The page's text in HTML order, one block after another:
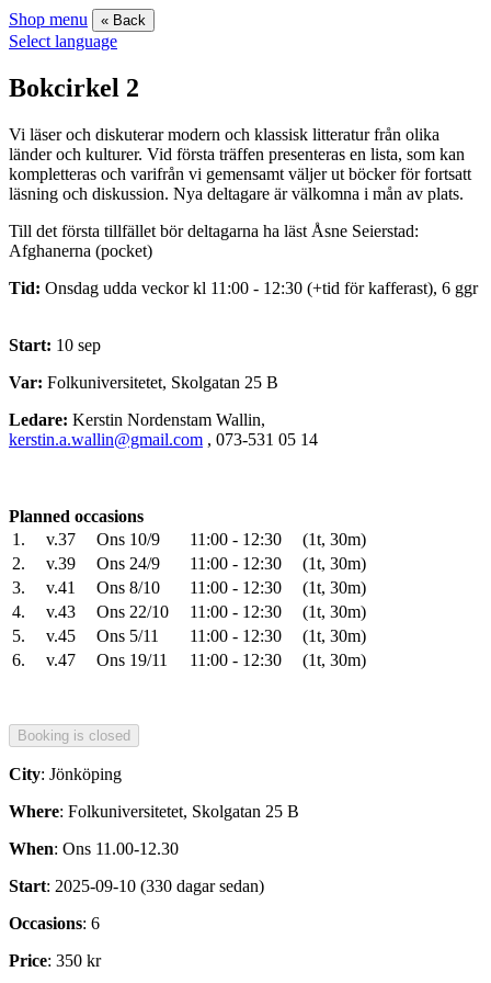
Shop menu « Back
Select language
Bokcirkel 2
Vi läser och diskuterar modern och klassisk litteratur från olika
länder och kulturer. Vid första träffen presenteras en lista, som kan
kompletteras och varifrån vi gemensamt väljer ut böcker för fortsatt
läsning och diskussion. Nya deltagare är välkomna i mån av plats.
Till det första tillfället bör deltagarna ha läst Åsne Seierstad:
Afghanerna (pocket)
Tid: Onsdag udda veckor kl 11:00 - 12:30 (+tid för kafferast), 6 ggr
Start: 10 sep
Var: Folkuniversitetet, Skolgatan 25 B
Ledare: Kerstin Nordenstam Wallin,
kerstin.a.wallin@gmail.com , 073-531 05 14
Planned occasions
1.
v.37 Ons 10/9 11:00 - 12:30
(1t, 30m)
2.
v.39 Ons 24/9 11:00 - 12:30
(1t, 30m)
3.
v.41 Ons 8/10 11:00 - 12:30
(1t, 30m)
4.
v.43 Ons 22/10 11:00 - 12:30
(1t, 30m)
5.
v.45 Ons 5/11 11:00 - 12:30
(1t, 30m)
6.
v.47 Ons 19/11 11:00 - 12:30 (1t, 30m)
City: Jönköping
Where: Folkuniversitetet, Skolgatan 25 B
When: Ons 11.00-12.30
Start: 2025-09-10 (330 dagar sedan)
Occasions: 6
Price: 350 kr